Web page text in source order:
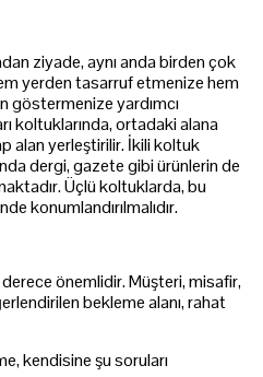
ziyade, aynı anda birden çok
yerden tasarruf etmenize hem
göstermenize yardımcı
koltuklarında, ortadaki alana
alan yerleştirilir. İkili koltuk
dergi, gazete gibi ürünlerin de
Üçlü koltuklarda, bu
konumlandırılmalıdır.
önemlidir. Müşteri, misafir,
bekleme alanı, rahat
kendisine şu soruları